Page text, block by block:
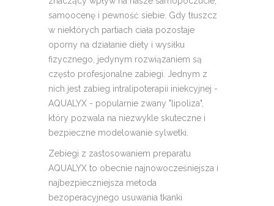
samoocenę i pewność siebie. Gdy tłuszcz
w niektórych partiach ciała pozostaje
oporny na działanie diety i wysiłku
fizycznego, jedynym rozwiązaniem są
często profesjonalne zabiegi. Jednym z
nich jest zabieg intralipoterapii iniekcyjnej -
AQUALYX - popularnie zwany "lipoliza",
który pozwala na niezwykle skuteczne i
bezpieczne modelowanie sylwetki.
Zebiegi z zastosowaniem preparatu
AQUALYX to obecnie najnowocześniejsza i
najbezpieczniejsza metoda
bezoperacyjnego usuwania tkanki